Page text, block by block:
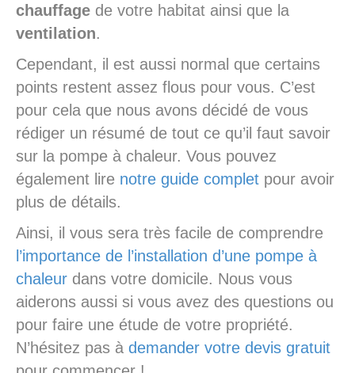
chauffage de votre habitat ainsi que la
ventilation.
Cependant, il est aussi normal que certains
points restent assez flous pour vous. C’est
pour cela que nous avons décidé de vous
rédiger un résumé de tout ce qu’il faut savoir
sur la pompe à chaleur. Vous pouvez
également lire notre guide complet pour avoir
plus de détails.
Ainsi, il vous sera très facile de comprendre
l’importance de l’installation d’une pompe à
chaleur dans votre domicile. Nous vous
aiderons aussi si vous avez des questions ou
pour faire une étude de votre propriété.
N’hésitez pas à demander votre devis gratuit